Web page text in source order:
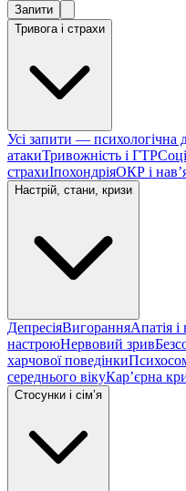
Запити
Тривога і страхи
Усі запити — психологічна
атакиТривожність і ГТР
страхиІпохондріяОКР і
Настрій, стани, кризи
ДепресіяВигоранняАпатія і
настроюНервовий зрив
харчової поведінки
середнього вікуКарʼєрна
Стосунки і сімʼя